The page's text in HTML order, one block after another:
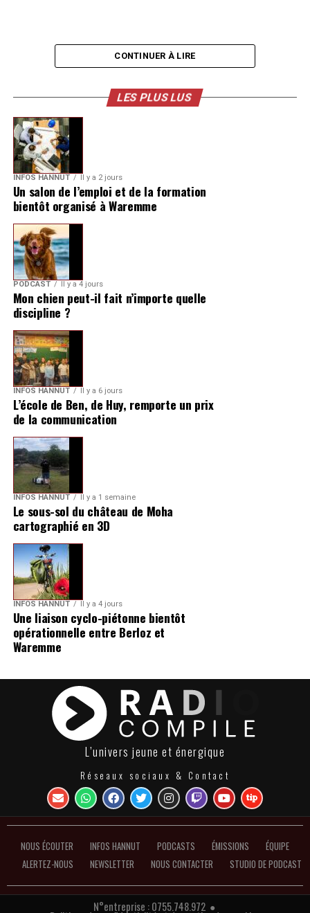
CONTINUER À LIRE
LES PLUS LUS
INFOS HANNUT Il y a 2 jours
Un salon de l’emploi et de la formation
bientôt organisé à Waremme
PODCAST Il y a 4 jours
Mon chien peut-il fait n’importe quelle
discipline ?
INFOS HANNUT Il y a 6 jours
L’école de Ben, de Huy, remporte un prix
de la communication
INFOS HANNUT Il y a 1 semaine
Le sous-sol du château de Moha
cartographié en 3D
INFOS HANNUT Il y a 4 jours
Une liaison cyclo-piétonne bientôt
opérationnelle entre Berloz et
Waremme
L’univers jeune et énergique
Réseaux sociaux & Contact
NOUS ÉCOUTER INFOS HANNUT PODCASTS ÉMISSIONS
ÉQUIPE
ALERTEZ-NOUS
NEWSLETTER NOUS CONTACTER STUDIO DE PODCAST
N°entreprise : 0755.748.972 ●